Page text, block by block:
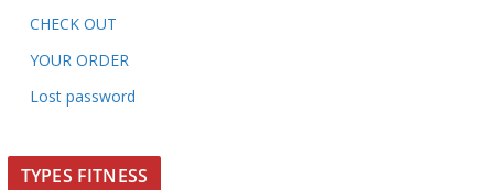
CHECK OUT
YOUR ORDER
Lost password
TYPES FITNESS